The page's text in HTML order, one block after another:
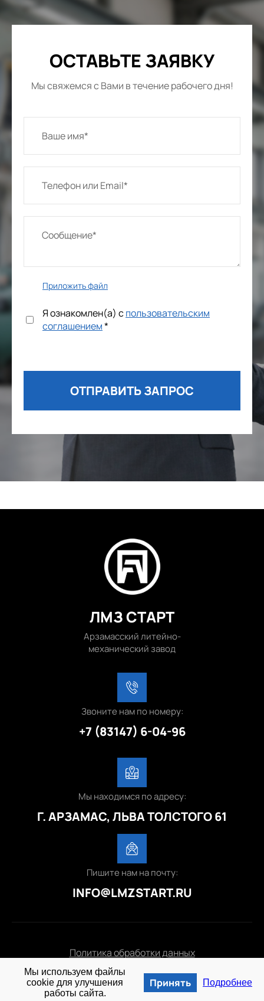
ОСТАВЬТЕ ЗАЯВКУ
Мы свяжемся с Вами в течение рабочего дня!
Приложить файл
Я ознакомлен(а) спользовательским
соглашением*
ОТПРАВИТЬ ЗАПРОС
ЛМЗ СТАРТ
Арзамасский литейно-
механический завод
+7 (83147) 6-04-96
Звоните нам по номеру:
Г. АРЗАМАС, ЛЬВА ТОЛСТОГО 61
Мы находимся по адресу:
INFO@LMZSTART.RU
Пишите нам на почту:
Политика обработки данных
© 2025 lmzstart.ru
Мы используем файлы
cookie для улучшения
работы сайта.
Принять Подробнее